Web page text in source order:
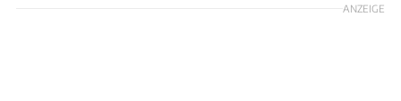
ANZEIGE